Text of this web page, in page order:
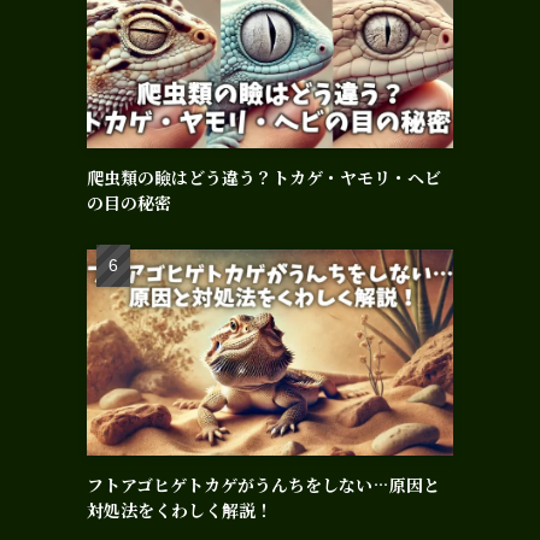
爬虫類の瞼はどう違う？トカゲ・ヤモリ・ヘビ
の目の秘密
フトアゴヒゲトカゲがうんちをしない…原因と
対処法をくわしく解説！